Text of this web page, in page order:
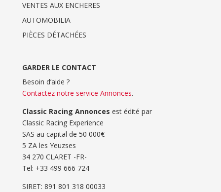
VENTES AUX ENCHERES
AUTOMOBILIA
PIÈCES DÉTACHÉES
GARDER LE CONTACT
Besoin d’aide ?
Contactez notre service Annonces.
Classic Racing Annonces est édité par
Classic Racing Experience
SAS au capital de 50 000€
5 ZA les Yeuzses
34 270 CLARET -FR-
Tel: ‭+33 499 666 724‬
SIRET: 891 801 318 00033